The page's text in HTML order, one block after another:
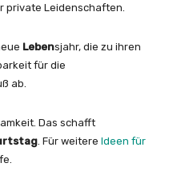
private Leidenschaften.
Lebensjahr, die zu ihren
für die
ab.
Das schafft
. Für weitere Ideen für